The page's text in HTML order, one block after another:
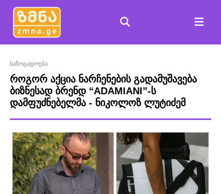
საზოგადოება
როგორ აქცია ნარჩენების გადამუშავება
ბიზნესად ბრენდ “ADAMIANI”-ს
დამფუძნებელმა - ნიკოლოზ ლუტიძემ